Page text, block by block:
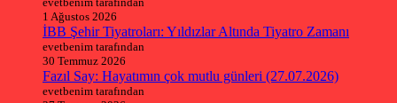
1 Ağustos 2026
İBB Şehir Tiyatroları: Yıldızlar Altında Tiyatro Zamanı
evetbenim tarafından
30 Temmuz 2026
Fazıl Say: Hayatımın çok mutlu günleri (27.07.2026)
evetbenim tarafından